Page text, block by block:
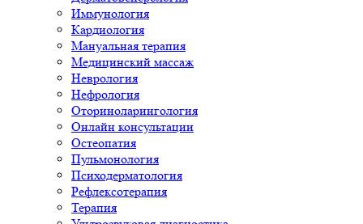
Иммунология
Кардиология
Мануальная терапия
Медицинский массаж
Неврология
Нефрология
Оториноларингология
Онлайн консультации
Остеопатия
Пульмонология
Психодерматология
Рефлексотерапия
Терапия